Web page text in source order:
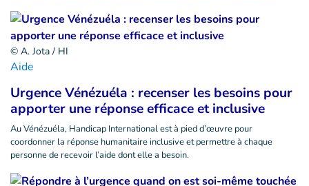
© A. Jota / HI
Aide
Urgence Vénézuéla : recenser les besoins pour
apporter une réponse efficace et inclusive
Au Vénézuéla, Handicap International est à pied d’œuvre pour
coordonner la réponse humanitaire inclusive et permettre à chaque
personne de recevoir l’aide dont elle a besoin.